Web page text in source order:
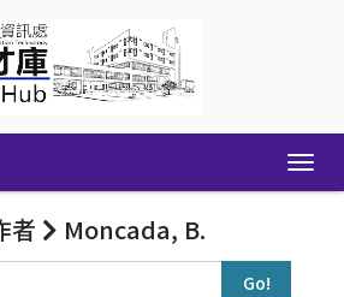
者 Moncada, B.